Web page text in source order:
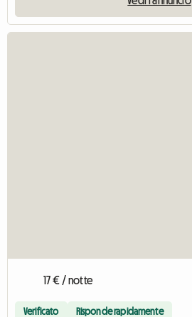
17 € / notte
Verificato Risponde rapidamente